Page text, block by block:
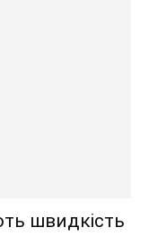
швидкість